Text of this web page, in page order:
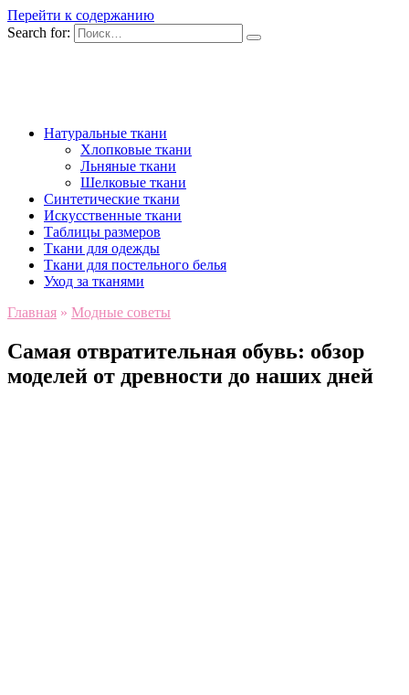
Перейти к содержанию
Search for:
Натуральные ткани
Хлопковые ткани
Льняные ткани
Шелковые ткани
Синтетические ткани
Искусственные ткани
Таблицы размеров
Ткани для одежды
Ткани для постельного белья
Уход за тканями
Главная » Модные советы
Самая отвратительная обувь: обзор
моделей от древности до наших дней